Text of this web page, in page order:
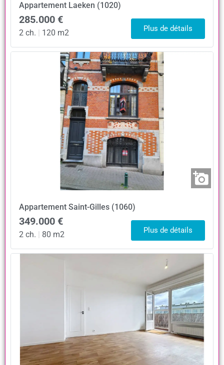
Appartement Laeken (1020)
285.000 €
2 ch. 120 m2 Plus de détails
Appartement Saint-Gilles (1060)
349.000 €
2 ch. | 80 m2 Plus de détails